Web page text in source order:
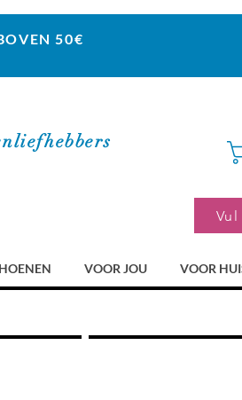
50€
VOOR JOU VOOR